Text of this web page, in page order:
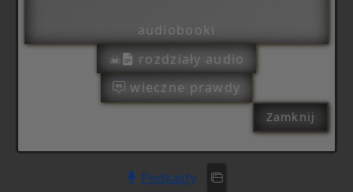
audiobooki
rozdziały audio
wieczne prawdy
Zamknij
Podkasty